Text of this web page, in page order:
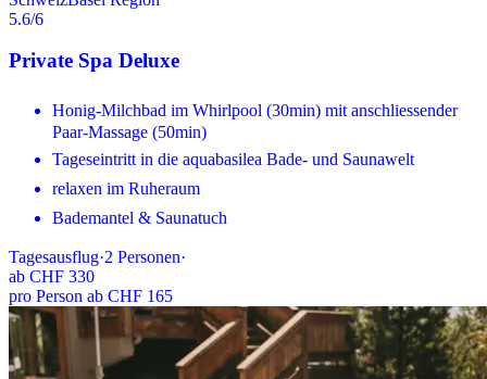
5.6/6
Private Spa Deluxe
Honig-Milchbad im Whirlpool (30min) mit anschliessender
Paar-Massage (50min)
Tageseintritt in die aquabasilea Bade- und Saunawelt
relaxen im Ruheraum
Bademantel & Saunatuch
Tagesausflug·2 Personen·
ab CHF 330
pro Person ab CHF 165